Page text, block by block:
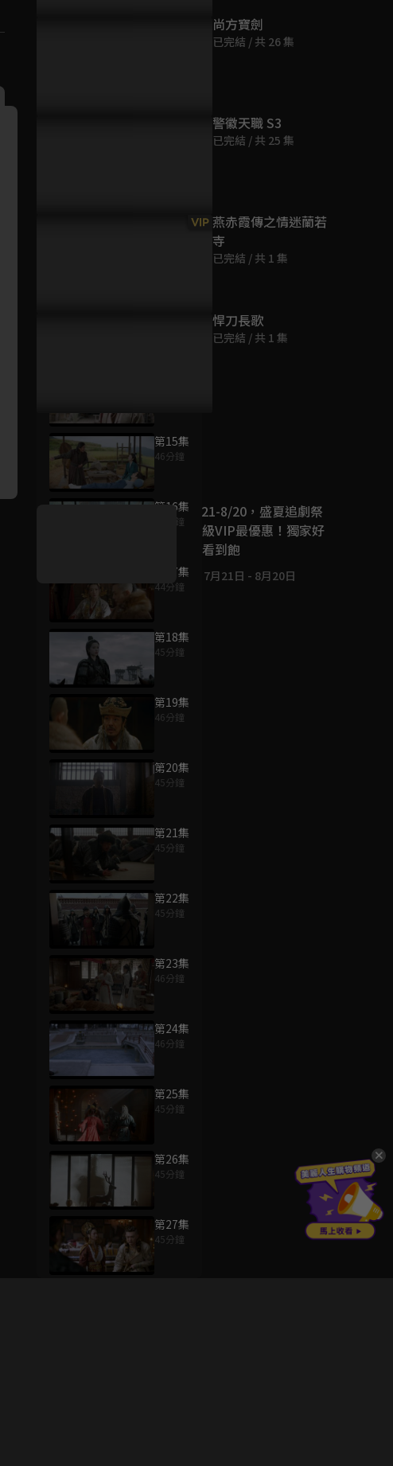
第15集
46分鐘
第16集
46分鐘
第17集
44分鐘
第18集
45分鐘
第19集
46分鐘
第20集
45分鐘
第21集
45分鐘
第22集
45分鐘
第23集
46分鐘
第24集
46分鐘
第25集
45分鐘
第26集
45分鐘
第27集
45分鐘
尚方寶劍
已完結 / 共 26 集
警徽天職 S3
已完結 / 共 25 集
VIP 燕赤霞傳之情迷蘭若
寺
已完結 / 共 1 集
悍刀長歌
已完結 / 共 1 集
好康資訊
7/21-8/20，盛夏追劇祭
升級VIP最優惠！獨家好
戲看到飽
7月21日 - 8月20日